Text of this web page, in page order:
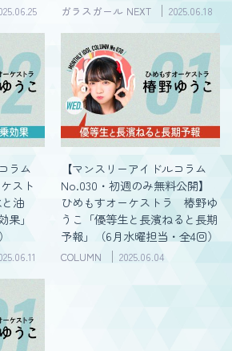
ガラスガール NEXT 2025.06.18
ラム
スト
油
果」
【マンスリーアイドルコラム
No.030・初週のみ無料公開】
ひめもすオーケストラ 椿野ゆ
うこ「優等生と長濱ねると長期
予報」（6月水曜担当・全4回）
COLUMN 2025.06.04